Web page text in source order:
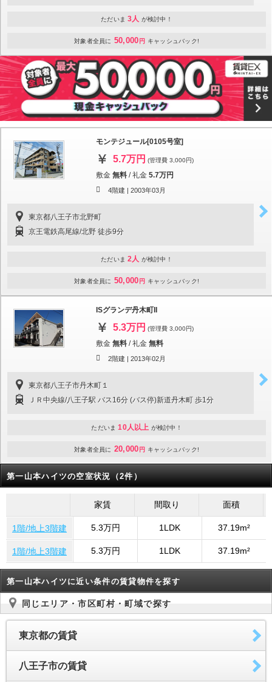
ただいま 3人 が検討中！
対象者全員に 50,000 円 キャッシュバック!
モンテジュール[0105号室]
5.7万円 (管理費 3,000円)
敷金 無料 /礼金 5.7万円
4階建 | 2003年03月
東京都八王子市北野町
京王電鉄高尾線/北野 徒歩9分
ただいま 2人 が検討中！
対象者全員に 50,000 円 キャッシュバック!
ISグランデ丹木町II
5.3万円 (管理費 3,000円)
敷金 無料 /礼金 無料
2階建 | 2013年02月
東京都八王子市丹木町１
ＪＲ中央線/八王子駅 バス16分 (バス停)新道丹木町 歩1分
ただいま 10人以上 が検討中！
対象者全員に 20,000 円 キャッシュバック!
第一山本ハイツの空室状況（2件）
家賃 間取り 面積
1階/地上3階建 5.3万円 1LDK 37.19m²
1階/地上3階建 5.3万円 1LDK 37.19m²
第一山本ハイツに近い条件の賃貸物件を探す
同じエリア・市区町村・町域で探す
東京都の賃貸
八王子市の賃貸